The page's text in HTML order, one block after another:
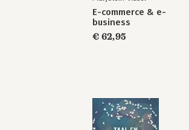
E-commerce & e-
business
€ 62,95